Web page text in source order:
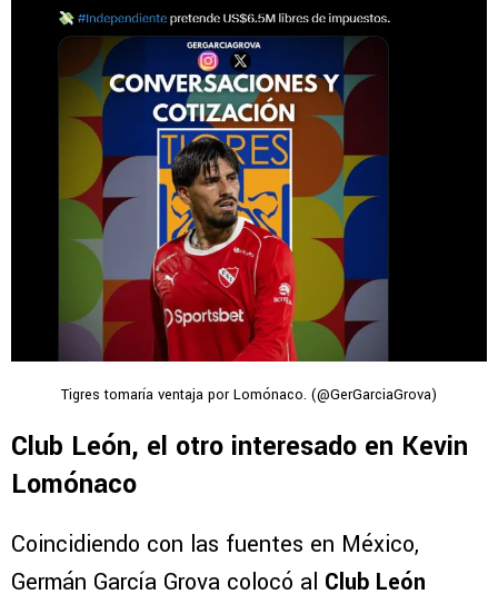
Tigres tomaría ventaja por Lomónaco. (@GerGarciaGrova)
Club León, el otro interesado en Kevin
Lomónaco